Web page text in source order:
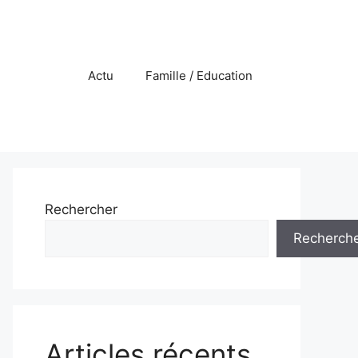
Actu Famille / Education
Rechercher